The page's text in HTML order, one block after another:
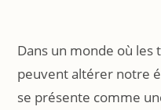
Dans un monde où
peuvent altérer notre
se présente comme